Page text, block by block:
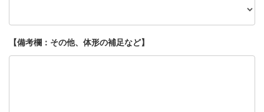
【備考欄：その他、体形の補足など】